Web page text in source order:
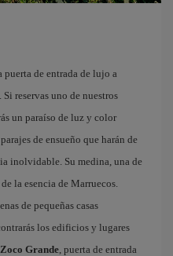
puerta de entrada de lujo a
reservas uno de nuestros
un paraíso de luz y color
de ensueño que harán de
inolvidable. Su medina, una de
la esencia de Marruecos.
de pequeñas casas
los edificios y lugares
Zoco Grande, puerta de entrada